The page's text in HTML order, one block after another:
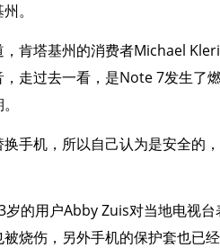
。
肯塔基州的消费者Michael
走过去一看，是Note 7发生了
手机，所以自己认为是安全的
的用户Abby Zuis对当地电视
烧伤，另外手机的保护套也已经